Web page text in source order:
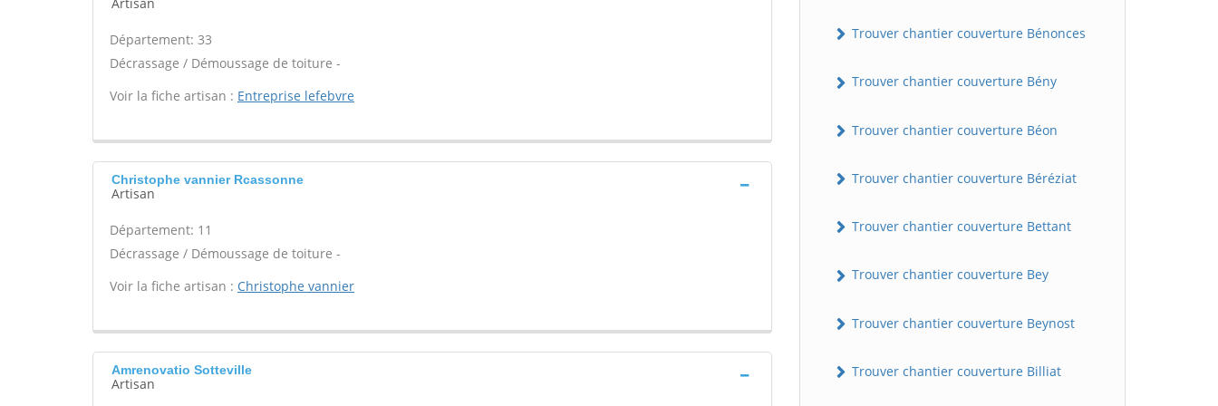
Département: 33
Décrassage / Démoussage de toiture -
Voir la fiche artisan : Entreprise lefebvre
Christophe vannier Rcassonne
Artisan
Département: 11
Décrassage / Démoussage de toiture -
Voir la fiche artisan : Christophe vannier
Amrenovatio Sotteville
Artisan
Trouver chantier couverture Bénonces
Trouver chantier couverture Bény
Trouver chantier couverture Béon
Trouver chantier couverture Béréziat
Trouver chantier couverture Bettant
Trouver chantier couverture Bey
Trouver chantier couverture Beynost
Trouver chantier couverture Billiat